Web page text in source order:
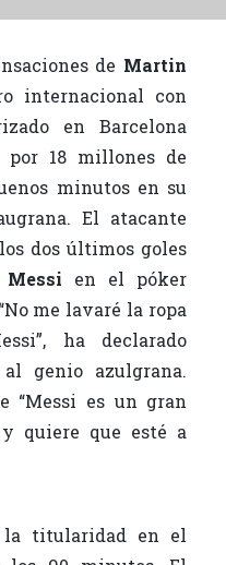
ai
l
m
p
ar
ti
r
de Martin
internacional con
en Barcelona
por 18 millones de
minutos en su
El atacante
dos últimos goles
Messi en el póker
me lavaré la ropa
ha declarado
genio azulgrana.
“Messi es un gran
quiere que esté a
la titularidad en el